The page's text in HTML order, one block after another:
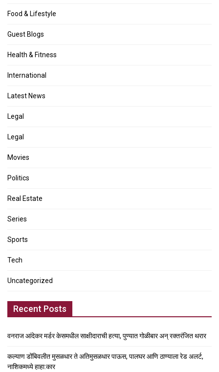
Food & Lifestyle
Guest Blogs
Health & Fitness
International
Latest News
Legal
Legal
Movies
Politics
Real Estate
Series
Sports
Tech
Uncategorized
Recent Posts
वनराज आंदेकर मर्डर केसमधील साक्षीदाराची हत्या, पुण्यात गोळीबार अन् रक्तरंजित थरार
कल्याण डोंबिवलीत मुसळधार ते अतिमुसळधार पाऊस, पालघर आणि ठाण्याला रेड अलर्ट,
नाशिकमध्ये हाहा:कार